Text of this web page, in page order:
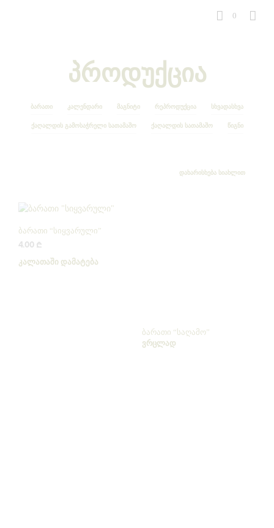
0
პროდუქცია
ᲑᲐᲠᲐᲗᲘ ᲙᲐᲚᲔᲜᲓᲐᲠᲘ ᲛᲐᲒᲜᲘᲢᲘ ᲠᲔᲞᲠᲝᲓᲣᲥᲪᲘᲐ ᲡᲮᲕᲐᲓᲐᲡᲮᲕᲐ
ᲥᲐᲦᲐᲚᲓᲘᲡ ᲒᲐᲛᲝᲡᲐᲭᲠᲔᲚᲘ ᲡᲐᲗᲐᲛᲐᲨᲝ ᲥᲐᲦᲐᲚᲓᲘᲡ ᲡᲐᲗᲐᲛᲐᲨᲝ ᲬᲘᲒᲜᲘ
ბარათი “სიყვარული”
4.00 ₾
ᲙᲐᲚᲐᲗᲐᲨᲘ ᲓᲐᲛᲐᲢᲔᲑᲐ
ბარათი “საღამო”
ᲕᲠᲪᲚᲐᲓ